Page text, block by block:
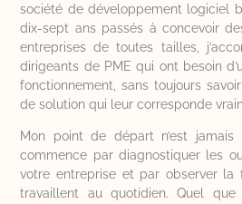
société de développement logiciel
dix-sept ans passés à concevoir
entreprises de toutes tailles,
dirigeants de PME qui ont besoin
fonctionnement, sans toujours
de solution qui leur corresponde
Mon point de départ n’est
commence par diagnostiquer les
votre entreprise et par observer la
travaillent au quotidien. Quel